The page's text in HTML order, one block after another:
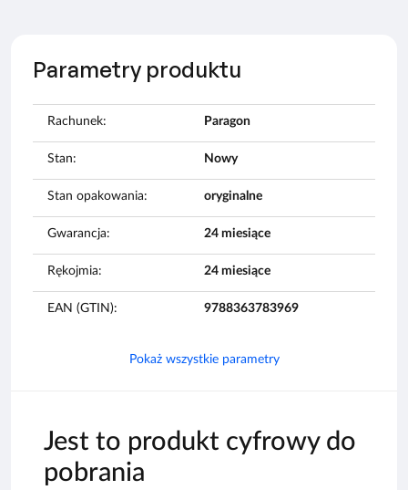
Parametry produktu
Rachunek: Paragon
Stan: Nowy
Stan opakowania: oryginalne
Gwarancja: 24 miesiące
Rękojmia: 24 miesiące
EAN (GTIN): 9788363783969
Pokaż wszystkie parametry
Jest to produkt cyfrowy do
pobrania